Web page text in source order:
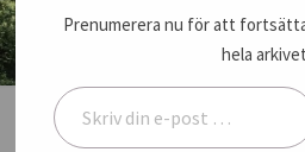
Prenumerera nu för att
hela
Skriv din e-post …